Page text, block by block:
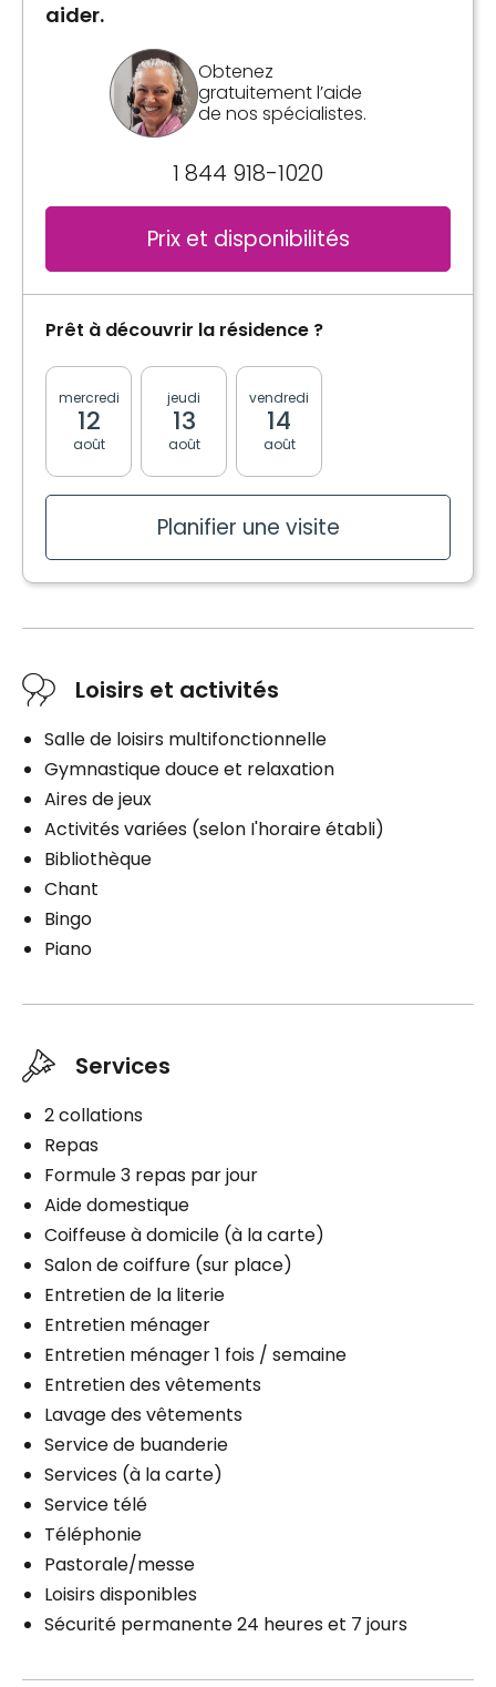
Chambre avec salle de bain complète ou
commune.
- 3 repas/ jour et 2 collations
- Câble
- Téléphonie
Inclusions
3 repas
2 collations
Salle(s) de bain
Privée
Laveuse / Sécheuse
Buanderie à l'étage
Balcon / Terrasse
Services inclus à l'unité
Câblodistribution
Électricité / Chauffage
Ligne téléphonique
Entretien ménager
Planifier une visite
aider.
Obtenez
gratuitement l’aide
de nos spécialistes.
1 844 918-1020
Prix et disponibilités
Prêt à découvrir la résidence ?
mercredi
12
août
jeudi
13
août
vendredi
14
août
Planifier une visite
Loisirs et activités
Salle de loisirs multifonctionnelle
Gymnastique douce et relaxation
Aires de jeux
Activités variées (selon I'horaire établi)
Bibliothèque
Chant
Bingo
Piano
Services
2 collations
Repas
Formule 3 repas par jour
Aide domestique
Coiffeuse à domicile (à la carte)
Salon de coiffure (sur place)
Entretien de la literie
Entretien ménager
Entretien ménager 1 fois / semaine
Entretien des vêtements
Lavage des vêtements
Service de buanderie
Services (à la carte)
Service télé
Téléphonie
Pastorale/messe
Loisirs disponibles
Sécurité permanente 24 heures et 7 jours